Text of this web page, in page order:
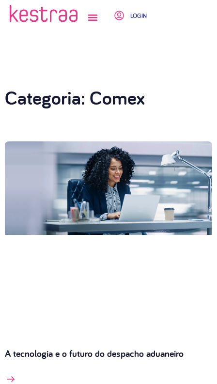
LOGIN
Categoria: Comex
A tecnologia e o futuro do despacho aduaneiro